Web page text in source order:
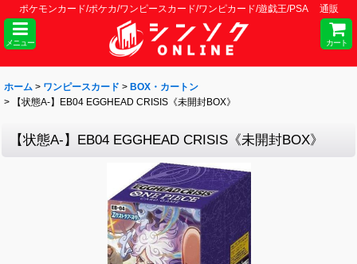
ポケモンカード/ポケカ/ワンピースカード/ワンピカード/遊戯王/PSA 通販
メニュー カート
ホーム > ワンピースカード > BOX・カートン
>
【状態A-】EB04 EGGHEAD CRISIS《未開封BOX》
【状態A-】EB04 EGGHEAD CRISIS《未開封BOX》